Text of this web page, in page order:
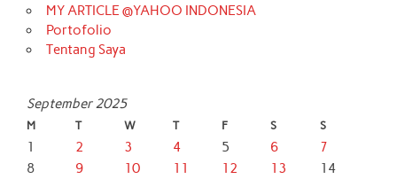
MY ARTICLE @YAHOO INDONESIA
Portofolio
Tentang Saya
September 2025
M T W T F S S
1 2 3 4 5 6
7
8
9 10 11 12 13 14